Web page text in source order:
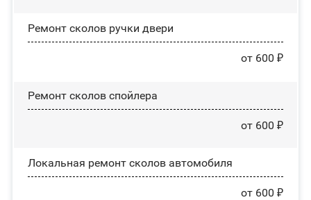
Ремонт сколов ручки двери
от 600 ₽
Ремонт сколов спойлера
от 600 ₽
Локальная ремонт сколов автомобиля
от 600 ₽